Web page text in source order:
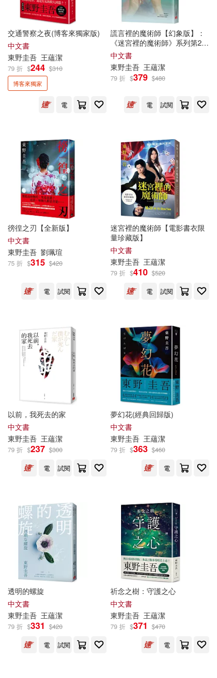
交通警察之夜(博客來獨家版)
中文書
東野圭吾 王蘊潔
79 折 $244 $310
博客來獨家
電
謊言裡的魔術師【幻象版】：
《迷宮裡的魔術師》系列第2
彈!系列銷售累計突破70萬冊!
中文書
東野圭吾 王蘊潔
79 折 $379 $480
電 試閱
徬徨之刃【全新版】
中文書
東野圭吾 劉珮瑄
75 折 $315 $420
電 試閱
迷宮裡的魔術師【電影書衣限
量珍藏版】
中文書
東野圭吾 王蘊潔
79 折 $410 $520
電
試閱
以前，我死去的家
中文書
東野圭吾 王蘊潔
79 折 $237 $300
電
試閱
夢幻花(經典回歸版)
中文書
東野圭吾 王蘊潔
79 折 $363 $460
電
透明的螺旋
中文書
東野圭吾 王蘊潔
79 折 $331 $420
電
試閱
祈念之樹：守護之心
中文書
東野圭吾 王蘊潔
79 折 $371 $470
電